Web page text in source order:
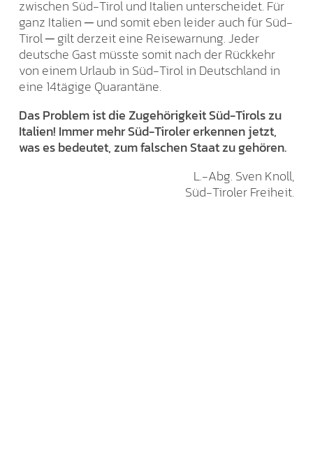
zwischen Süd-Tirol und Italien unterscheidet. Für
ganz Italien ─ und somit eben leider auch für Süd-
Tirol ─ gilt derzeit eine Reisewarnung. Jeder
deutsche Gast müsste somit nach der Rückkehr
von einem Urlaub in Süd-Tirol in Deutschland in
eine 14tägige Quarantäne.
Das Problem ist die Zugehörigkeit Süd-Tirols zu
Italien! Immer mehr Süd-Tiroler erkennen jetzt,
was es bedeutet, zum falschen Staat zu gehören.
L.-Abg. Sven Knoll,
Süd-Tiroler Freiheit.